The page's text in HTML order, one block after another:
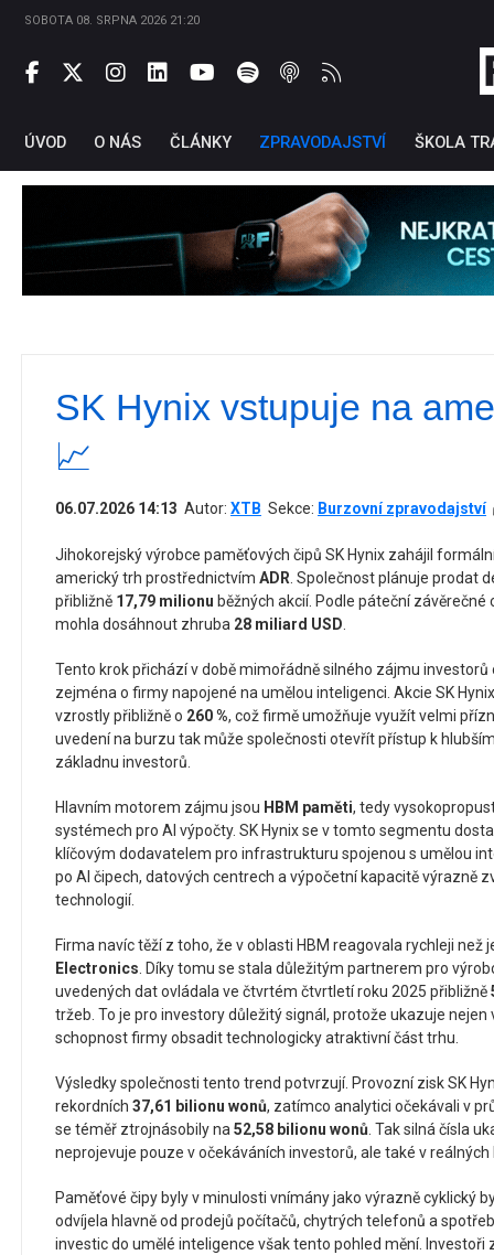
SOBOTA 08. SRPNA 2026 21:20
ÚVOD O NÁS ČLÁNKY ZPRAVODAJSTVÍ ŠKOLA
SK Hynix vstupuje na
📈
06.07.2026 14:13 Autor: XTB Sekce: Burzovní zpravodajství
Jihokorejský výrobce paměťových čipů SK Hynix zahájil
americký trh prostřednictvím ADR. Společnost plánuje prodat
přibližně 17,79 milionu běžných akcií. Podle páteční
mohla dosáhnout zhruba 28 miliard USD.
Tento krok přichází v době mimořádně silného zájmu investorů
zejména o firmy napojené na umělou inteligenci. Akcie SK
vzrostly přibližně o 260 %, což firmě umožňuje využít velmi
uvedení na burzu tak může společnosti otevřít přístup k
základnu investorů.
Hlavním motorem zájmu jsou HBM paměti, tedy
systémech pro AI výpočty. SK Hynix se v tomto segmentu
klíčovým dodavatelem pro infrastrukturu spojenou s umělou
po AI čipech, datových centrech a výpočetní kapacitě výrazně
technologií.
Firma navíc těží z toho, že v oblasti HBM reagovala rychleji než
Electronics. Díky tomu se stala důležitým partnerem pro
uvedených dat ovládala ve čtvrtém čtvrtletí roku 2025 přibližně
tržeb. To je pro investory důležitý signál, protože ukazuje nejen
schopnost firmy obsadit technologicky atraktivní část trhu.
Výsledky společnosti tento trend potvrzují. Provozní zisk SK
rekordních 37,61 bilionu wonů, zatímco analytici očekávali v
se téměř ztrojnásobily na52,58 bilionu wonů. Tak silná čísla
neprojevuje pouze v očekáváních investorů, ale také v
Paměťové čipy byly v minulosti vnímány jako výrazně cyklický
odvíjela hlavně od prodejů počítačů, chytrých telefonů a
investic do umělé inteligence však tento pohled mění. Investoři